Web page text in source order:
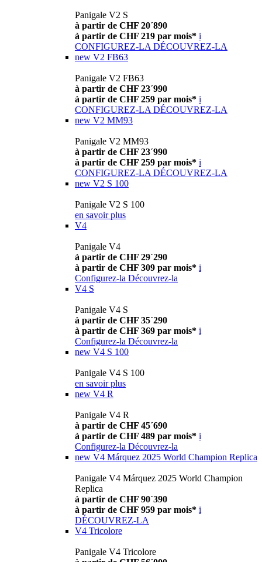
Panigale V2 S
à partir de CHF 20´890
à partir de CHF 219 par mois* i
CONFIGUREZ-LA DÉCOUVREZ-LA
new V2 FB63
Panigale V2 FB63
à partir de CHF 23´990
à partir de CHF 259 par mois* i
CONFIGUREZ-LA DÉCOUVREZ-LA
new V2 MM93
Panigale V2 MM93
à partir de CHF 23´990
à partir de CHF 259 par mois* i
CONFIGUREZ-LA DÉCOUVREZ-LA
new V2 S 100
Panigale V2 S 100
en savoir plus
V4
Panigale V4
à partir de CHF 29´290
à partir de CHF 309 par mois* i
Configurez-la Découvrez-la
V4 S
Panigale V4 S
à partir de CHF 35´290
à partir de CHF 369 par mois* i
Configurez-la Découvrez-la
new V4 S 100
Panigale V4 S 100
en savoir plus
new V4 R
Panigale V4 R
à partir de CHF 45´690
à partir de CHF 489 par mois* i
Configurez-la Découvrez-la
new V4 Márquez 2025 World Champion Replica
Panigale V4 Márquez 2025 World Champion
Replica
à partir de CHF 90´390
à partir de CHF 959 par mois* i
DÉCOUVREZ-LA
V4 Tricolore
Panigale V4 Tricolore